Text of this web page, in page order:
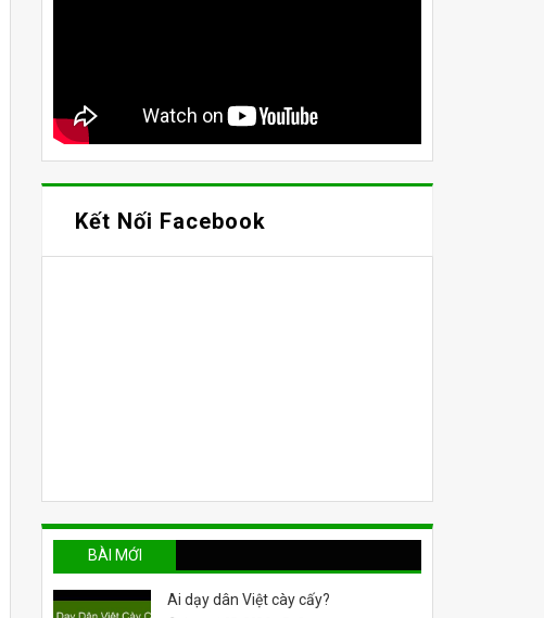
Kết Nối Facebook
BÀI MỚI
Ai dạy dân Việt cày cấy?